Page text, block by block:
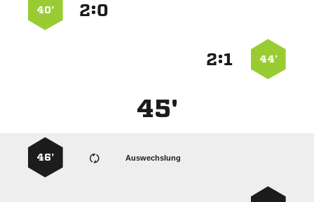
:
40’
44’
:
45'
Auswechslung
46’